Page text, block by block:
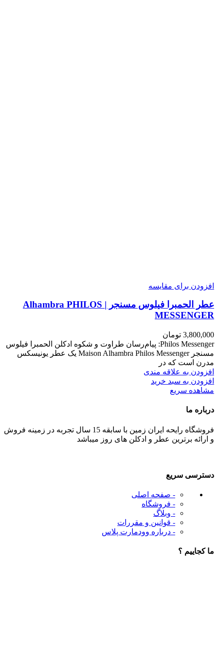
افزودن برای مقایسه
عطر الحمبرا فیلوس مسنجر | Alhambra PHILOS
MESSENGER
3,800,000 تومان
Philos Messenger: پیام‌رسان طراوت و شکوه ادکلن الحمبرا فیلوس
مسنجر Maison Alhambra Philos Messenger یک عطر یونیسکس
مدرن است که در
افزودن به علاقه مندی
افزودن به سبد خرید
مشاهده سریع
درباره ما
فروشگاه رایحه ایران زمین با سابقه 15 سال تجربه در زمینه فروش
و ارائه برترین عطر و ادکلن های روز میباشد
دسترسی سریع
- صفحه اصلی
- فروشگاه
- وبلاگ
- قوانین و مقررات
- درباره وودمارت پلاس
ما کجاییم ؟